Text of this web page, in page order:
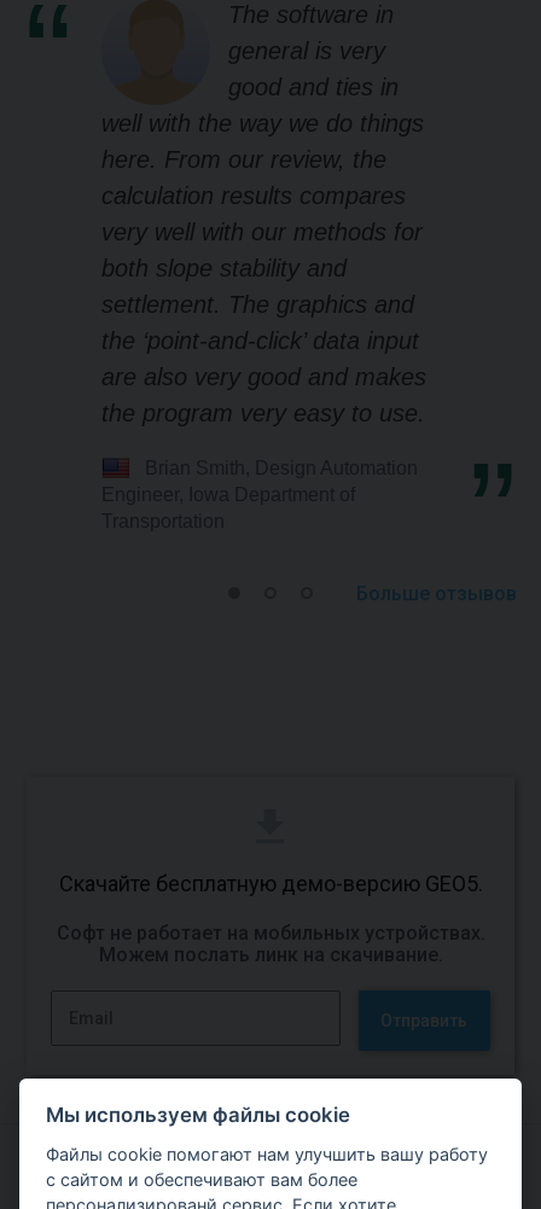
The software in
general is very
good and ties in
well with the way we do things
here. From our review, the
calculation results compares
very well with our methods for
both slope stability and
settlement. The graphics and
the ‘point-and-click’ data input
are also very good and makes
the program very easy to use.
Больше отзывов
Скачайте бесплатную демо-версию GEO5.
Софт не работает на мобильных устройствах.
Можем послать линк на скачивание.
Отправить
Попробуйте работать с GEO5
Мы используем файлы cookie
Файлы cookie помогают нам улучшить вашу работу
с сайтом и обеспечивают вам более
персонализированй сервис. Если хотите